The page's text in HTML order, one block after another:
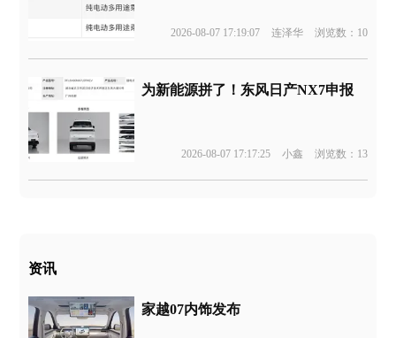
2026-08-07 17:19:07 连泽华 浏览数：10
为新能源拼了！东风日产NX7申报
2026-08-07 17:17:25 小鑫 浏览数：13
资讯
家越07内饰发布